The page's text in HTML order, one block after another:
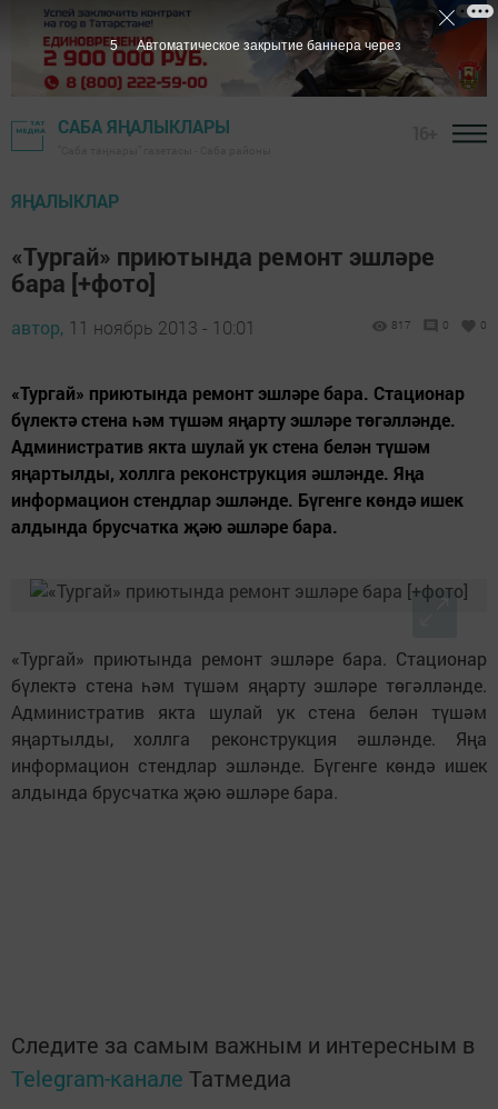
САБА ЯҢАЛЫКЛАРЫ
ЯҢАЛЫКЛАР
«Тургай» приютында ремонт эшләре
бара [+фото]
автор, 11 ноябрь 2013 - 10:01 817 0 0
«Тургай» приютында ремонт эшләре бара. Стационар
бүлектә стена һәм түшәм яңарту эшләре төгәлләнде.
Административ якта шулай ук стена белән түшәм
яңартылды, холлга реконструкция әшләнде. Яңа
информацион стендлар эшләнде. Бүгенге көндә ишек
алдында брусчатка җәю әшләре бара.
«Тургай» приютында ремонт эшләре бара. Стационар
бүлектә стена һәм түшәм яңарту эшләре төгәлләнде.
Административ якта шулай ук стена белән түшәм
яңартылды, холлга реконструкция әшләнде. Яңа
информацион стендлар эшләнде. Бүгенге көндә ишек
алдында брусчатка җәю әшләре бара.
Следите за самым важным и интересным в
Telegram-канале Татмедиа
4 Автоматическое закрытие баннера через